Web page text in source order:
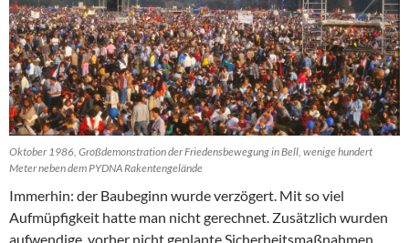
Oktober 1986, Großdemonstration der Friedensbewegung in Bell, wenige hundert
Meter neben dem PYDNA Rakentengelände
Immerhin: der Baubeginn wurde verzögert. Mit so viel
Aufmüpfigkeit hatte man nicht gerechnet. Zusätzlich wurden
aufwendige, vorher nicht geplante Sicherheitsmaßnahmen